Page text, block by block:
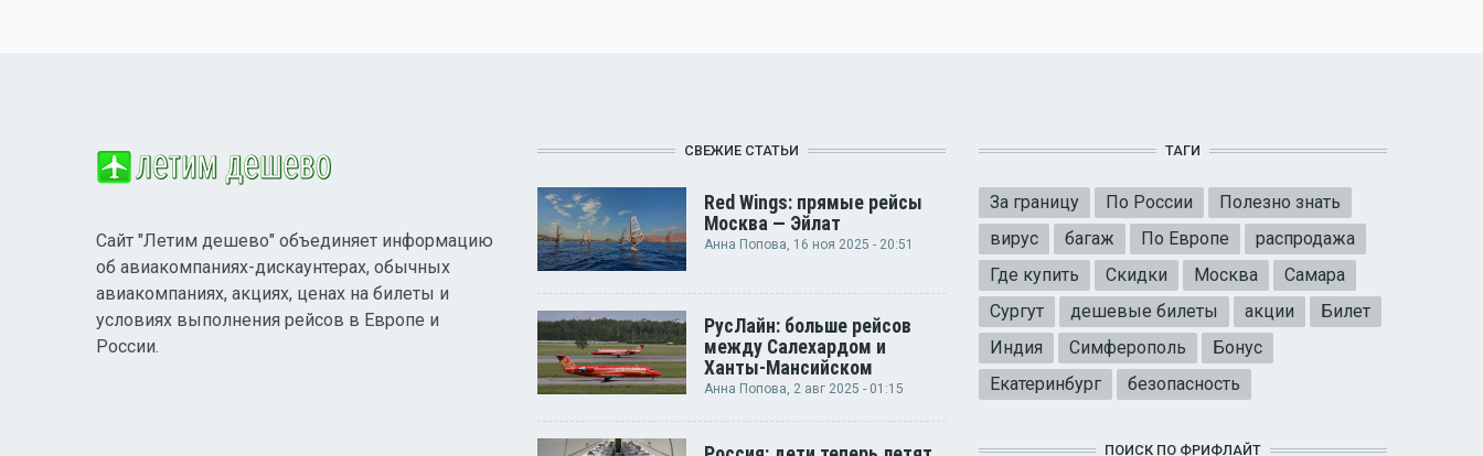
Сайт "Летим дешево" объединяет информацию
об авиакомпаниях-дискаунтерах, обычных
авиакомпаниях, акциях, ценах на билеты и
условиях выполнения рейсов в Европе и
России.
СВЕЖИЕ СТАТЬИ
Red Wings: прямые рейсы
Москва — Эйлат
Анна Попова, 16 ноя 2025 - 20:51
РусЛайн: больше рейсов
между Салехардом и
Ханты-Мансийском
Анна Попова, 2 авг 2025 - 01:15
ТАГИ
За границу По России
Полезно знать
вирус
багаж По Европе
распродажа
Где купить
Скидки Москва
Самара
Сургут
дешевые билеты акции
Билет
Индия
Симферополь
Бонус
Екатеринбург
безопасность
ПОИСК ПО ФРИФЛАЙТ